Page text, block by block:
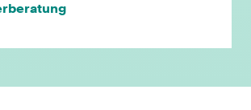
Altersvorsorge